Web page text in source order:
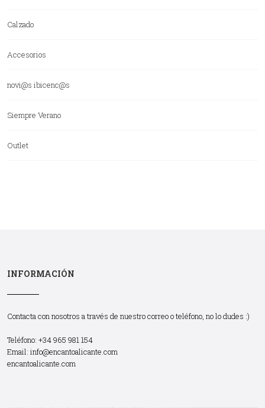
Calzado
Accesorios
novi@s ibicenc@s
Siempre Verano
Outlet
INFORMACIÓN
Contacta con nosotros a través de nuestro correo o teléfono, no lo dudes :)
Teléfono: +34 965 981 154
Email: info@encantoalicante.com
encantoalicante.com